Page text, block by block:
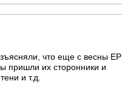
что еще с весны ЕР
пришли их сторонники и
и т.д.